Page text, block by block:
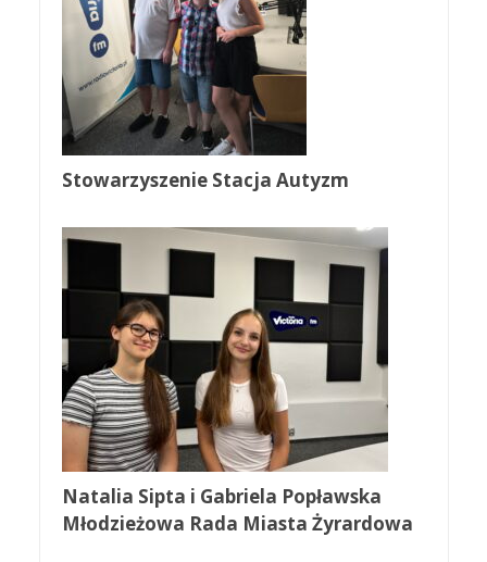
Stowarzyszenie Stacja Autyzm
Natalia Sipta i Gabriela Popławska
Młodzieżowa Rada Miasta Żyrardowa